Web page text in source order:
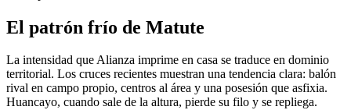
El patrón frío de Matute
La intensidad que Alianza imprime en casa se traduce en dominio
territorial. Los cruces recientes muestran una tendencia clara: balón
rival en campo propio, centros al área y una posesión que asfixia.
Huancayo, cuando sale de la altura, pierde su filo y se repliega.